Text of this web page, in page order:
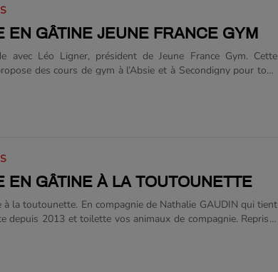
EN GÂTINE JEUNE FRANCE GYM
avec Léo Ligner, président de Jeune France Gym. Cette
des cours de gym à l’Absie et à Secondigny pour tous
à des......
EN GÂTINE À LA TOUTOUNETTE
à la toutounette. En compagnie de Nathalie GAUDIN qui tient
depuis 2013 et toilette vos animaux de compagnie. Repris à